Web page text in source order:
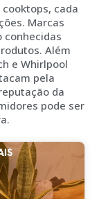
cada
Marcas
conhecidas
Além
e Whirlpool
pela
da
pode ser